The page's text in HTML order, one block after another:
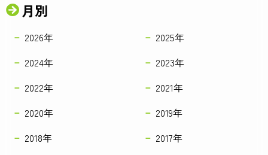
月別
2026年
2025年
2024年
2023年
2022年
2021年
2020年
2019年
2018年
2017年